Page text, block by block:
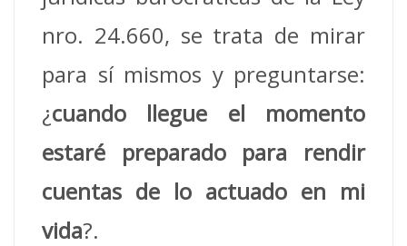
nro. 24.660, se trata de mirar
para sí mismos y preguntarse:
¿cuando llegue el momento
estaré preparado para rendir
cuentas de lo actuado en mi
vida?.